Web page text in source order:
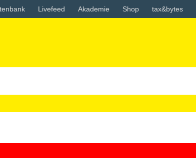
Livefeed Akademie Shop tax&bytes